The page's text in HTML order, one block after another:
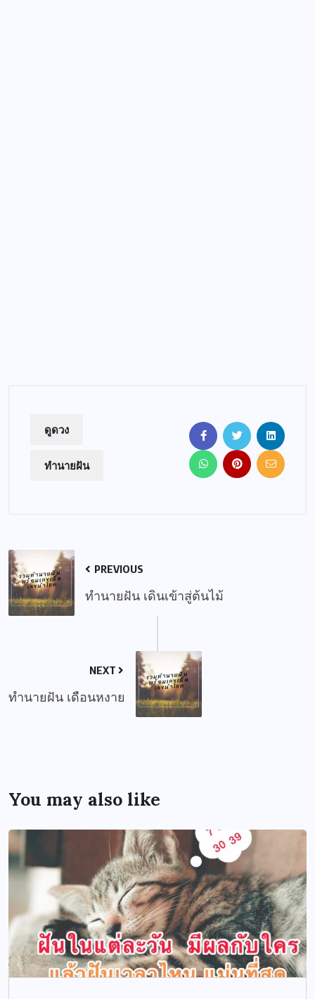
ดูดวง
ทำนายฝัน
PREVIOUS
ทำนายฝัน เดินเข้าสู่ต้นไม้
NEXT
ทำนายฝัน เดือนหงาย
You may also like